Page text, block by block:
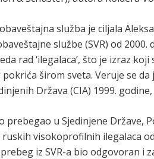
služba je ciljala
službe (SVR) od 2000.
rad ‘ilegalaca’, što je izraz
širom sveta. Veruje se
Država (CIA) 1999.
prebegao u Sjedinjene Države,
ruskih visokoprofilnih ilegalaca
iz SVR-a bio odgovoran i